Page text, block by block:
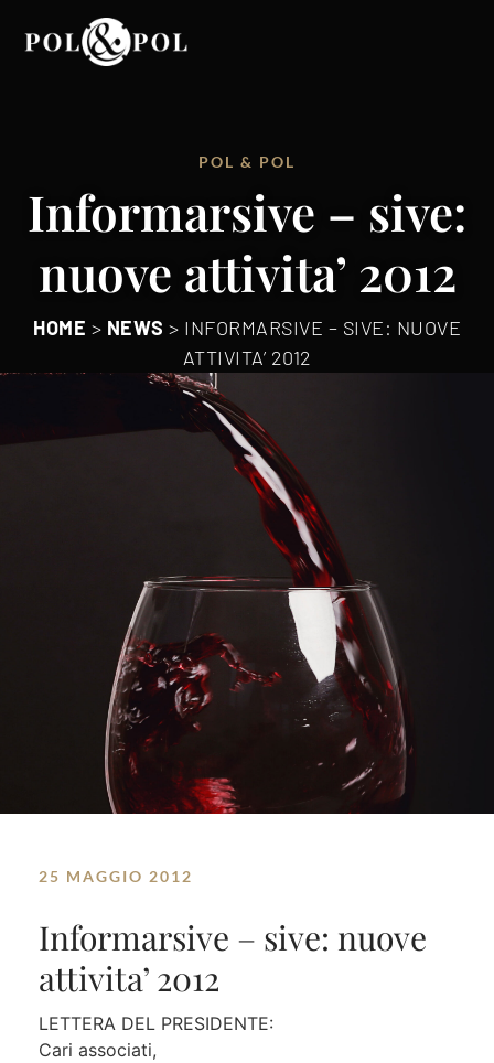
POL & POL
Informarsive – sive:
nuove attivita’ 2012
HOME > NEWS > INFORMARSIVE – SIVE: NUOVE
ATTIVITA’ 2012
25 MAGGIO 2012
Informarsive – sive: nuove
attivita’ 2012
LETTERA DEL PRESIDENTE:
Cari associati,